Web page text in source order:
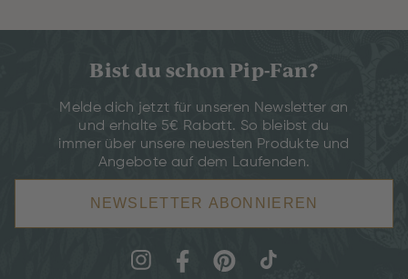
Bist du schon Pip-Fan?
Melde dich jetzt für unseren Newsletter an
und erhalte 5€ Rabatt. So bleibst du
immer über unsere neuesten Produkte und
Angebote auf dem Laufenden.
NEWSLETTER ABONNIEREN